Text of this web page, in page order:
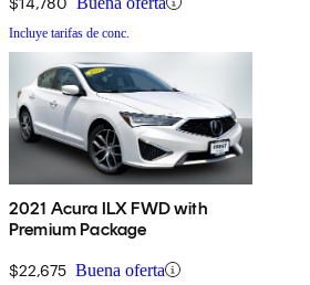
Incluye tarifas de conc.
2021 Acura ILX FWD with
Premium Package
$22,675 Buena oferta